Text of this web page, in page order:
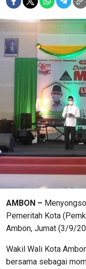
AMBON –
Pemeritah Kota
Ambon, Jumat (3/9/
Wakil Wali Kota
bersama sebagai